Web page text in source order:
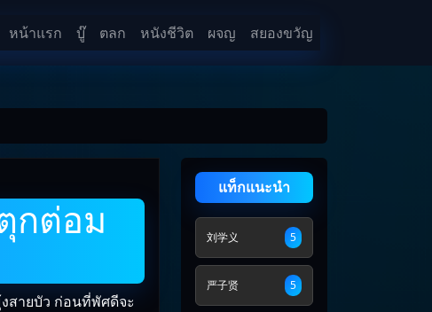
หน้าแรก บู๊ ตลก หนังชีวิต ผจญ สยองขวัญ
กต่อม
สายบัว ก่อนที่พัศดีจะ
แท็กแนะนำ
刘学义 5
严子贤 5